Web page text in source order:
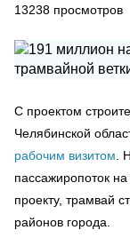
13238 просмотров
С проектом
Челябинской
рабочим визитом .
пассажиропоток
проекту, трамвай
районов города.